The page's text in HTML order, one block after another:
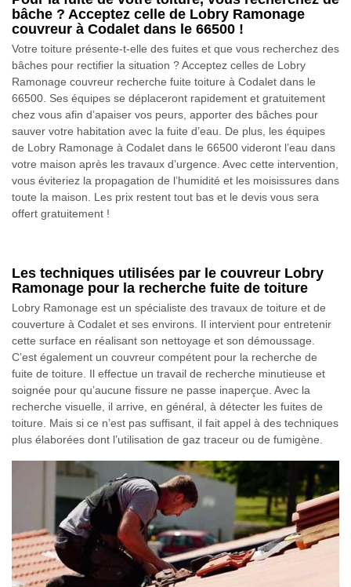
bâche ? Acceptez celle de Lobry Ramonage
couvreur à Codalet dans le 66500 !
Votre toiture présente-t-elle des fuites et que vous recherchez des
bâches pour rectifier la situation ? Acceptez celles de Lobry
Ramonage couvreur recherche fuite toiture à Codalet dans le
66500. Ses équipes se déplaceront rapidement et gratuitement
chez vous afin d’apaiser vos peurs, apporter des bâches pour
sauver votre habitation avec la fuite d’eau. De plus, les équipes
de Lobry Ramonage à Codalet dans le 66500 videront l’eau dans
votre maison après les travaux d’urgence. Avec cette intervention,
vous éviteriez la propagation de l’humidité et les moisissures dans
toute la maison. Les prix restent tout bas et le devis vous sera
offert gratuitement !
Les techniques utilisées par le couvreur Lobry
Ramonage pour la recherche fuite de toiture
Lobry Ramonage est un spécialiste des travaux de toiture et de
couverture à Codalet et ses environs. Il intervient pour entretenir
cette surface en réalisant son nettoyage et son démoussage.
C’est également un couvreur compétent pour la recherche de
fuite de toiture. Il effectue un travail de recherche minutieuse et
soignée pour qu’aucune fissure ne passe inaperçue. Avec la
recherche visuelle, il arrive, en général, à détecter les fuites de
toiture. Mais si ce n’est pas suffisant, il fait appel à des techniques
plus élaborées dont l’utilisation de gaz traceur ou de fumigène.